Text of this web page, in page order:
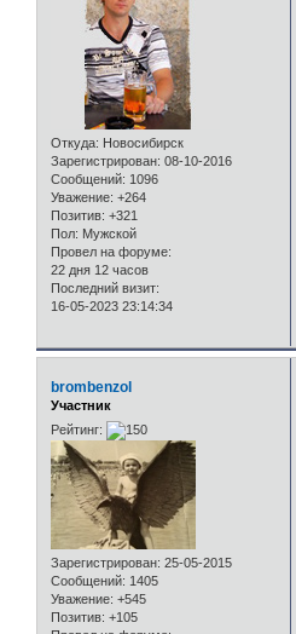
Откуда: Новосибирск
Зарегистрирован: 08-10-2016
Сообщений: 1096
Уважение: +264
Позитив: +321
Пол: Мужской
Провел на форуме:
22 дня 12 часов
Последний визит:
16-05-2023 23:14:34
brombenzol
Участник
Рейтинг:
Зарегистрирован: 25-05-2015
Сообщений: 1405
Уважение: +545
Позитив: +105